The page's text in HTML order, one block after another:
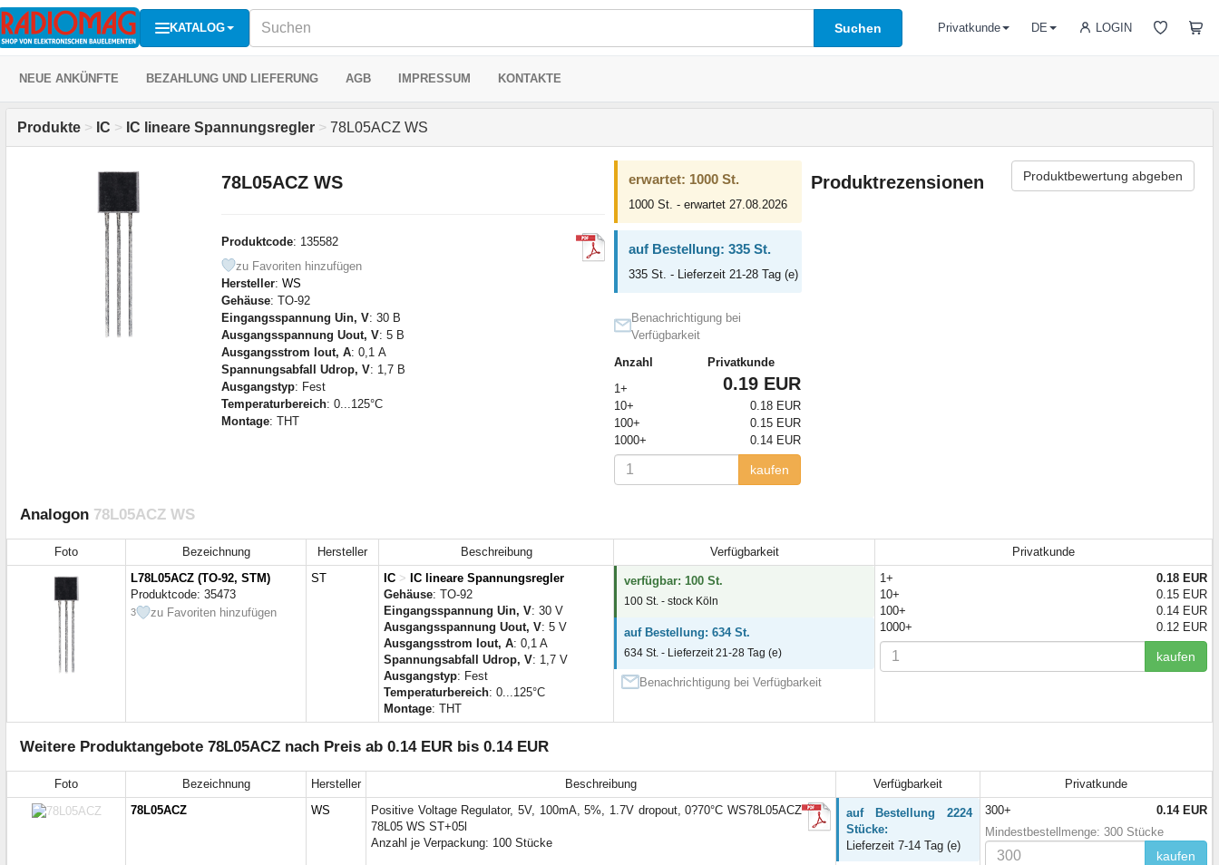
KATALOG Suchen LOGIN
Privatkunde DE
NEUE ANKÜNFTE BEZAHLUNG UND LIEFERUNG AGB IMPRESSUM KONTAKTE
Produkte > IC > IC lineare Spannungsregler > 78L05ACZ WS
78L05ACZ WS
Produktcode: 135582
zu Favoriten hinzufügen
Hersteller: WS
Gehäuse: TO-92
Eingangsspannung Uin, V: 30 В
Ausgangsspannung Uout, V: 5 В
Ausgangsstrom Iout, A: 0,1 А
Spannungsabfall Udrop, V: 1,7 В
Ausgangstyp: Fest
Temperaturbereich: 0...125°C
Montage: THT
erwartet: 1000 St.
1000 St. - erwartet 27.08.2026
auf Bestellung: 335 St.
335 St. - Lieferzeit 21-28 Tag (e)
Benachrichtigung bei
Verfügbarkeit
Anzahl
Privatkunde
1+
0.19 EUR
10+
0.18 EUR
100+
0.15 EUR
1000+
0.14 EUR
kaufen
Produktrezensionen Produktbewertung abgeben
Analogon 78L05ACZ WS
Foto Bezeichnung Hersteller Beschreibung Verfügbarkeit
Privatkunde
L78L05ACZ (TO-92, STM)
Produktcode: 35473
3 zu Favoriten hinzufügen
ST IC > IC lineare Spannungsregler
Gehäuse: TO-92
Eingangsspannung Uin, V: 30 V
Ausgangsspannung Uout, V: 5 V
Ausgangsstrom Iout, A: 0,1 A
Spannungsabfall Udrop, V: 1,7 V
Ausgangstyp: Fest
Temperaturbereich: 0...125°C
Montage: THT
verfügbar: 100 St.
100 St. - stock Köln
auf Bestellung: 634 St.
634 St. - Lieferzeit 21-28 Tag (e)
Benachrichtigung bei Verfügbarkeit
1+
0.18 EUR
10+
0.15 EUR
100+
0.14 EUR
1000+
0.12 EUR
kaufen
Weitere Produktangebote 78L05ACZ nach Preis ab 0.14 EUR bis 0.14 EUR
Foto Bezeichnung Hersteller Beschreibung Verfügbarkeit
Privatkunde
78L05ACZ
WS
Positive Voltage Regulator, 5V, 100mA, 5%, 1.7V dropout, 0?70°C WS78L05ACZ
78L05 WS ST+05l
Anzahl je Verpackung: 100 Stücke
auf Bestellung 2224
Stücke:
Lieferzeit 7-14 Tag (e)
300+
0.14 EUR
Mindestbestellmenge: 300 Stücke
kaufen